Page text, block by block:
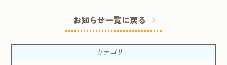
お知らせ一覧に戻る
カテゴリー